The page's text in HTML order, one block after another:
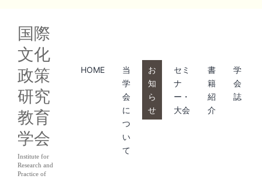
国際
文化
政策
研究
教育
学会
Institute for
Research and
Practice of
HOME
当
学
会
に
つ
い
て
お
知
ら
せ
セミ
ナ
ー・
大会
書
籍
紹
介
学
会
誌